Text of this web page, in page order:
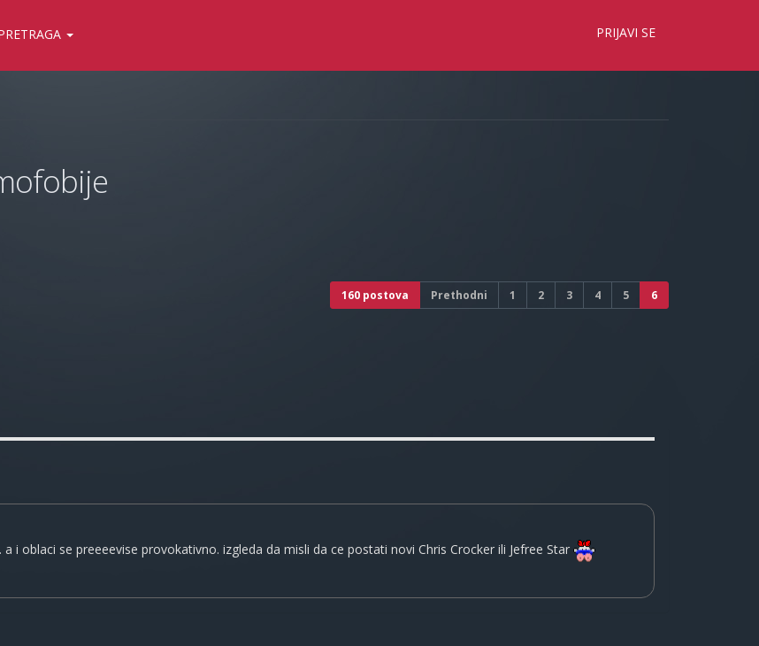
PRIJAVI SE
160 postova Prethodni 1 2 3 4 5 6
i oblaci se preeeevise provokativno. izgleda da misli da ce postati novi Chris Crocker ili Jefree Star